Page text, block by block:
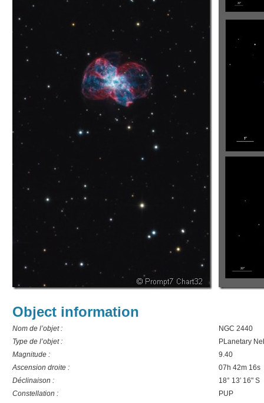
Object information
Nom de l’objet :
NGC 2440
Type de l’objet :
PLanetary
Magnitude :
9.40
Ascension droite :
07h 42m 16s
Déclinaison :
18° 13′ 16" S
Constellation :
PUP